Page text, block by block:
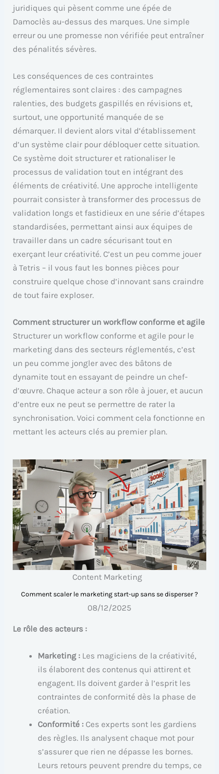
juridiques qui pèsent comme une épée de
Damoclès au-dessus des marques. Une simple
erreur ou une promesse non vérifiée peut entraîner
des pénalités sévères.
Les conséquences de ces contraintes
réglementaires sont claires : des campagnes
ralenties, des budgets gaspillés en révisions et,
surtout, une opportunité manquée de se
démarquer. Il devient alors vital d’établissement
d’un système clair pour débloquer cette situation.
Ce système doit structurer et rationaliser le
processus de validation tout en intégrant des
éléments de créativité. Une approche intelligente
pourrait consister à transformer des processus de
validation longs et fastidieux en une série d’étapes
standardisées, permettant ainsi aux équipes de
travailler dans un cadre sécurisant tout en
exerçant leur créativité. C’est un peu comme jouer
à Tetris – il vous faut les bonnes pièces pour
construire quelque chose d’innovant sans craindre
de tout faire exploser.
Comment structurer un workflow conforme et agile
Structurer un workflow conforme et agile pour le
marketing dans des secteurs réglementés, c’est
un peu comme jongler avec des bâtons de
dynamite tout en essayant de peindre un chef-
d’œuvre. Chaque acteur a son rôle à jouer, et aucun
d’entre eux ne peut se permettre de rater la
synchronisation. Voici comment cela fonctionne en
mettant les acteurs clés au premier plan.
Content Marketing
Comment scaler le marketing start-up sans se disperser ?
08/12/2025
Le rôle des acteurs :
Marketing : Les magiciens de la créativité,
ils élaborent des contenus qui attirent et
engagent. Ils doivent garder à l’esprit les
contraintes de conformité dès la phase de
création.
Conformité : Ces experts sont les gardiens
des règles. Ils analysent chaque mot pour
s’assurer que rien ne dépasse les bornes.
Leurs retours peuvent prendre du temps, ce